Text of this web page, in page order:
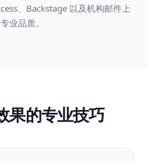
、Backstage 以及机构邮件上
业品质。
果的专业技巧